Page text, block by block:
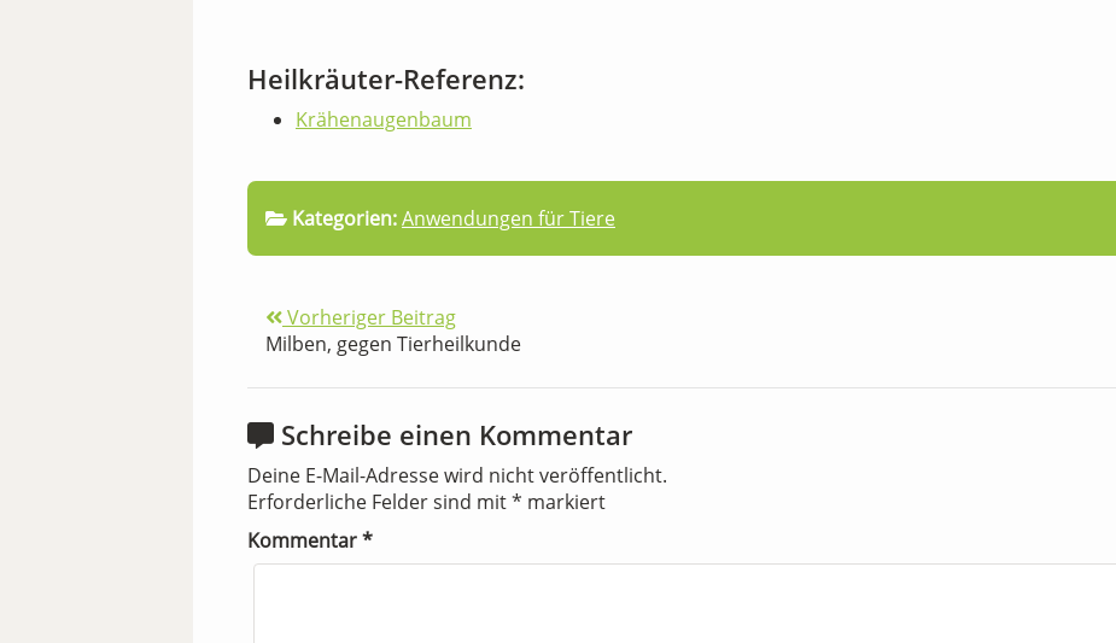
Heilkräuter-Referenz:
Krähenaugenbaum
Kategorien:Anwendungen für Tiere
Vorheriger Beitrag
Milben, gegen Tierheilkunde
Schreibe einen Kommentar
Deine E-Mail-Adresse wird nicht veröffentlicht.
Erforderliche Felder sind mit* markiert
Kommentar*